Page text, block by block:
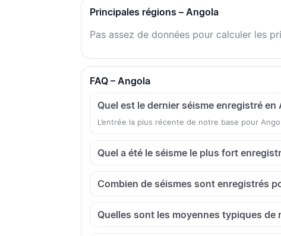
Principales régions – Angola
Pas assez de données pour calculer les
FAQ – Angola
Quel est le dernier séisme enregistré en
L’entrée la plus récente de notre base pour
Quel a été le séisme le plus fort
Combien de séismes sont enregistrés
Quelles sont les moyennes typiques